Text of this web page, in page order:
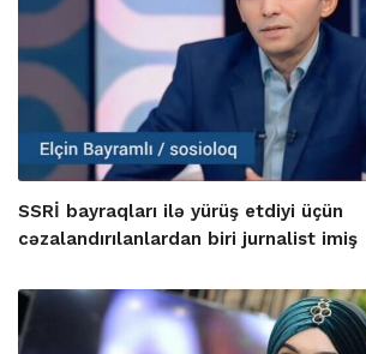
SSRİ bayraqları ilə yürüş etdiyi üçün
cəzalandırılanlardan biri jurnalist imiş